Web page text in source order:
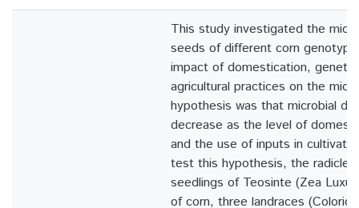
This study investigated the
seeds of different corn
impact of domestication,
agricultural practices on the
hypothesis was that microbial
decrease as the level of
and the use of inputs in
test this hypothesis, the
seedlings of Teosinte (Zea
of corn, three landraces